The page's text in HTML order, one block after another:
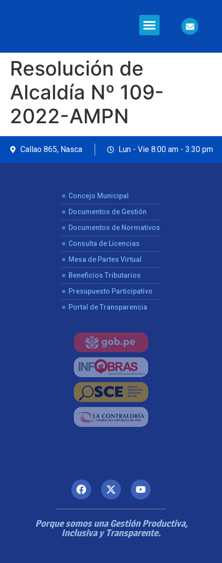
Resolución de
Alcaldía Nº 109-
2022-AMPN
Callao 865, Nasca Lun - Vie 8:00 am - 3:30 pm
Concejo Municipal
Documentos de Gestión
Documentos de Normativos
Consulta de Licencias
Mesa de Partes Virtual
Beneficios Tributarios
Presupuesto Participativo
Portal de Transparencia
Porque somos una Gestión Productiva,
Inclusiva y Transparente.